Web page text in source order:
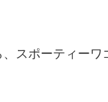
スポーティーワ